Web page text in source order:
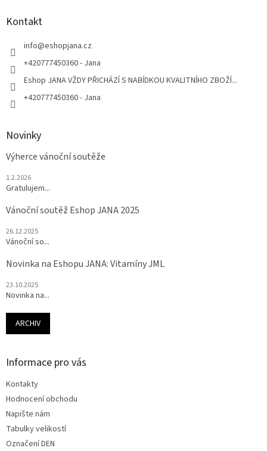
Kontakt
info@eshopjana.cz
+420777450360 - Jana
Eshop JANA VŽDY PŘICHÁZÍ S NABÍDKOU KVALITNÍHO ZBOŽÍ...
+420777450360 - Jana
Novinky
Výherce vánoční soutěže
1.2.2026
Gratulujem...
Vánoční soutěž Eshop JANA 2025
26.12.2025
Vánoční so...
Novinka na Eshopu JANA: Vitamíny JML
23.10.2025
Novinka na...
ARCHIV
Informace pro vás
Kontakty
Hodnocení obchodu
Napište nám
Tabulky velikostí
Označení DEN